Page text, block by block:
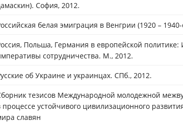
София, 2012.
белая эмиграция в Венгрии (1920 –
Польша, Германия в европейской
сотрудничества. М., 2012.
об Украине и украинцах. СПб., 2012.
тезисов Международной молодежной
процессе устойчивого цивилизационного
славян